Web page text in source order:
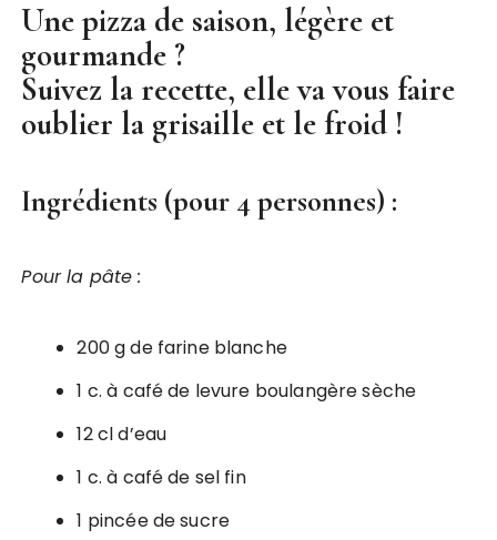
Une pizza de saison, légère et
gourmande ?
Suivez la recette, elle va vous faire
oublier la grisaille et le froid !
Ingrédients (pour 4 personnes) :
Pour la pâte :
200 g de farine blanche
1 c. à café de levure boulangère sèche
12 cl d’eau
1 c. à café de sel fin
1 pincée de sucre